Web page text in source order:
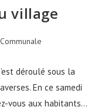
village
déroulé sous la
En ce samedi
vous aux habitants…